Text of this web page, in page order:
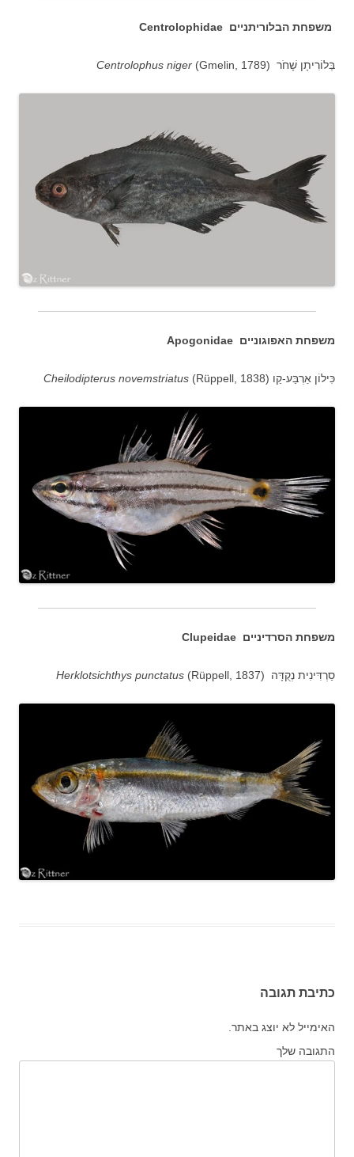
משפחת הבלוריתניים Centrolophidae
בְּלוֹרִיתָן שָׁחֹר ( Centrolophus niger (Gmelin, 1789
משפחת האפוגוניים Apogonidae
כִּילוֹן אַרְבַּע-קַו ( Cheilodipterus novemstriatus (Rüppell, 1838
משפחת הסרדיניים Clupeidae
סַרְדִּינִית נְקֻדָּה ( Herklotsichthys punctatus (Rüppell, 1837
כתיבת תגובה
האימייל לא יוצג באתר.
התגובה שלך